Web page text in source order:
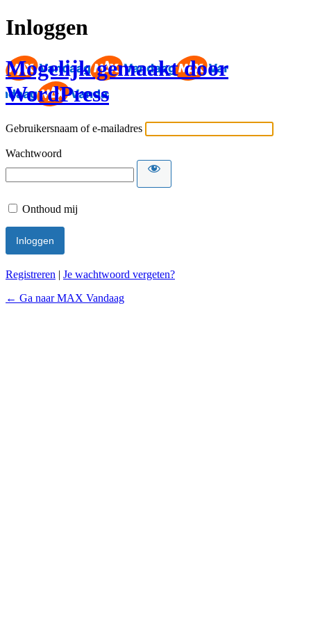
Inloggen
Mogelijk gemaakt door
WordPress
Gebruikersnaam of e-mailadres
Wachtwoord
Onthoud mij
Registreren | Je wachtwoord vergeten?
← Ga naar MAX Vandaag